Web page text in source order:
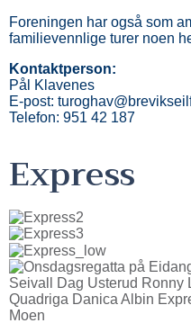
Foreningen har også som
familievennlige turer noen
Kontaktperson:
Pål Klavenes
E-post:
Telefon: 951 42 187
Express